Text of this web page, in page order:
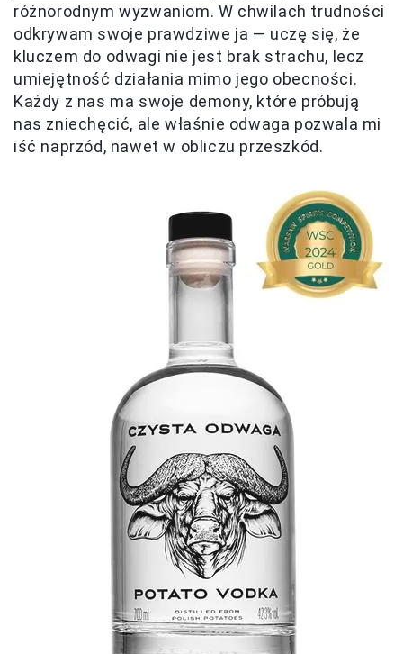
różnorodnym wyzwaniom. W chwilach trudności
odkrywam swoje prawdziwe ja — uczę się, że
kluczem do odwagi nie jest brak strachu, lecz
umiejętność działania mimo jego obecności.
Każdy z nas ma swoje demony, które próbują
nas zniechęcić, ale właśnie odwaga pozwala mi
iść naprzód, nawet w obliczu przeszkód.